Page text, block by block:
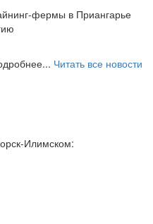
фермы в Приангарье
Читать все новости
Илимском: